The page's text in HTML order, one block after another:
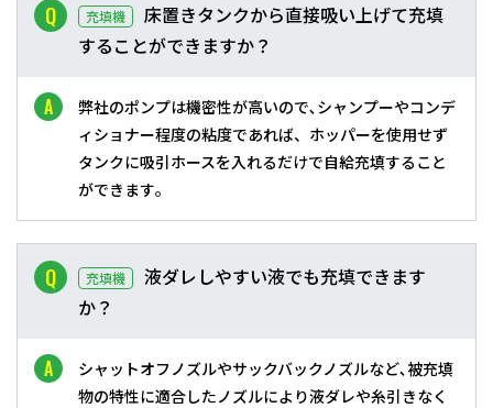
充填機
床置きタンクから直接吸い上げて充填
することができますか？
弊社のポンプは機密性が高いので､シャンプーやコンデ
ィショナー程度の粘度であれば、ホッパーを使用せず
タンクに吸引ホースを入れるだけで自給充填すること
ができます｡
充填機
液ダレしやすい液でも充填できます
か？
シャットオフノズルやサックバックノズルなど､被充填
物の特性に適合したノズルにより液ダレや糸引きなく